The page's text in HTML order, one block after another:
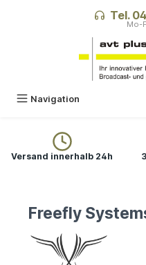
Tel.
Navigation
Versand innerhalb 24h
Freefly